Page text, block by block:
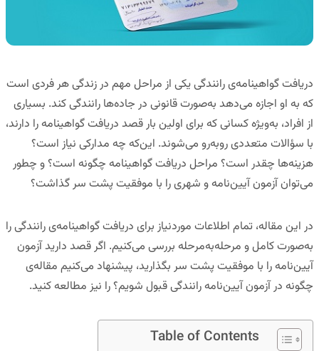
دریافت گواهینامه‌ی رانندگی یکی از مراحل مهم در زندگی هر فردی است
که به او اجازه می‌دهد به‌صورت قانونی در جاده‌ها رانندگی کند. بسیاری
از افراد، به‌ویژه کسانی که برای اولین بار قصد دریافت گواهینامه را دارند،
با سؤالات متعددی روبه‌رو می‌شوند. این‌که چه مدارکی نیاز است؟
هزینه‌ها چقدر است؟ مراحل دریافت گواهینامه چگونه است؟ و چطور
می‌توان آزمون آیین‌نامه و شهری را با موفقیت پشت سر گذاشت؟
در این مقاله، تمام اطلاعات موردنیاز برای دریافت گواهینامه‌ی رانندگی را
به‌صورت کامل و مرحله‌به‌مرحله بررسی می‌کنیم. اگر قصد داریدآزمون
آیین‌نامه را با موفقیت پشت سر بگذارید، پیشنهاد می‌کنیم مقاله‌ی
چگونه در آزمون آیین‌نامه رانندگی قبول شویم؟را نیز مطالعه کنید.
Table of Contents